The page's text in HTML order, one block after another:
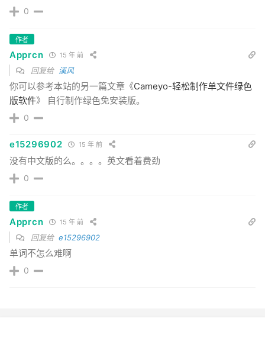
0
作者
Apprcn 15 年 前
回复给 溪风
你可以参考本站的另一篇文章《Cameyo-轻松制作单文件绿色
版软件》 自行制作绿色免安装版。
0
e15296902 15 年 前
没有中文版的么。。。。英文看着费劲
0
作者
Apprcn 15 年 前
回复给 e15296902
单词不怎么难啊
0